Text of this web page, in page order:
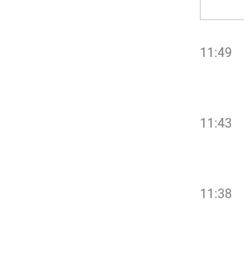
11:49
11:43
11:38